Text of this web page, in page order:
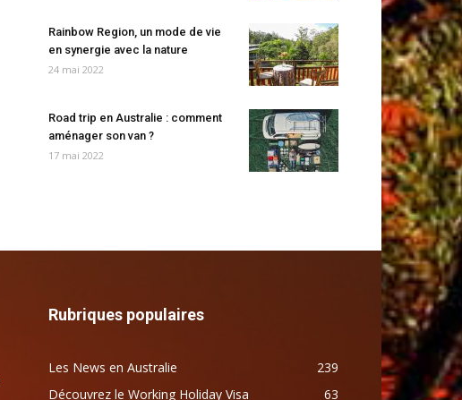
Rainbow Region, un mode de vie
en synergie avec la nature
24 mai 2022
Road trip en Australie : comment
aménager son van ?
17 mai 2022
Rubriques populaires
Les News en Australie
239
Découvrez le Working Holiday Visa
63